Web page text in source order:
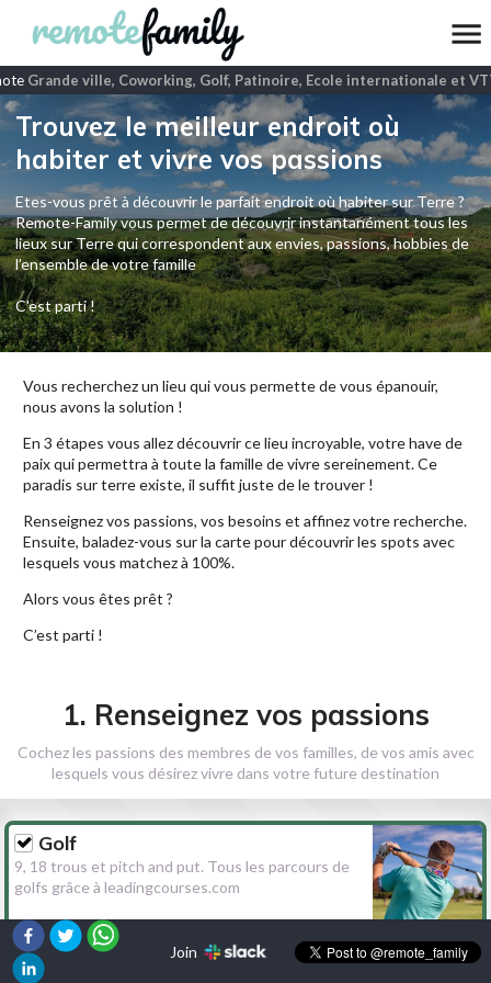
Grande ville, Coworking, Golf, Patinoire, Ecole internationale et VTT.
Trouvez le meilleur endroit où
habiter et vivre vos passions
Etes-vous prêt à découvrir le parfait endroit où habiter sur Terre ?
Remote-Family vous permet de découvrir instantanément tous les
lieux sur Terre qui correspondent aux envies, passions, hobbies de
l’ensemble de votre famille
C'est parti !
Vous recherchez un lieu qui vous permette de vous épanouir,
nous avons la solution !
En 3 étapes vous allez découvrir ce lieu incroyable, votre have de
paix qui permettra à toute la famille de vivre sereinement. Ce
paradis sur terre existe, il suffit juste de le trouver !
Renseignez vos passions, vos besoins et affinez votre recherche.
Ensuite, baladez-vous sur la carte pour découvrir les spots avec
lesquels vous matchez à 100%.
Alors vous êtes prêt ?
C’est parti !
1. Renseignez vos passions
Cochez les passions des membres de vos familles, de vos amis avec
lesquels vous désirez vivre dans votre future destination
Golf
9, 18 trous et pitch and put. Tous les parcours de
golfs grâce à leadingcourses.com
Randonnée
Join